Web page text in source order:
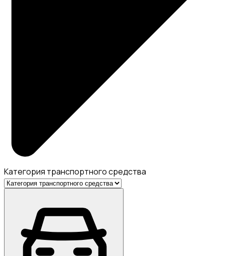
Категория транспортного средства